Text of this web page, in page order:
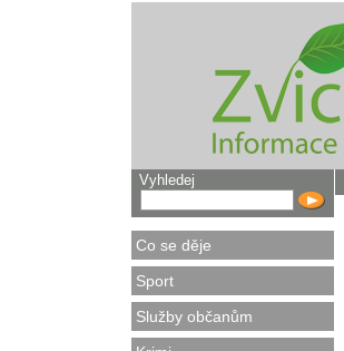
Vyhledej
Co se děje
Sport
Služby občanům